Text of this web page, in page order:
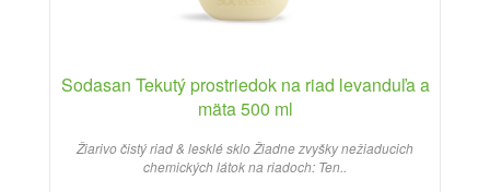
Sodasan Tekutý prostriedok na riad levanduľa a
mäta 500 ml
Žiarivo čistý riad & lesklé sklo Žiadne zvyšky nežiaducich
chemických látok na riadoch: Ten..